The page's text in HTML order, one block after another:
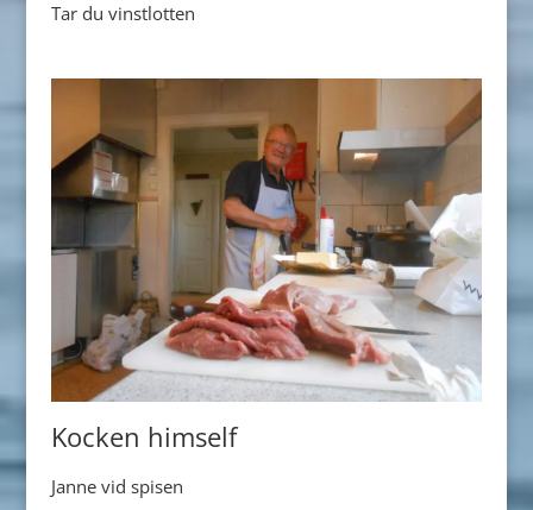
Tar du vinstlotten
Kocken himself
Janne vid spisen